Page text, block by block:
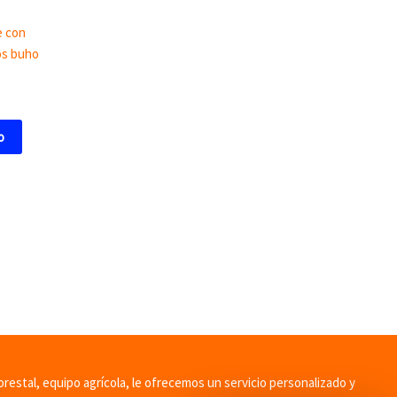
con
buho
equipo agrícola, le ofrecemos un servicio personalizado y